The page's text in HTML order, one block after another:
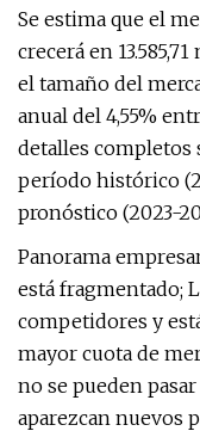
Se estima que el
crecerá en
el tamaño del
anual del 4,55%
detalles completos
período histórico
pronóstico (2023-
Panorama
está fragmentado;
competidores y
mayor cuota de
no se pueden
aparezcan nuevos